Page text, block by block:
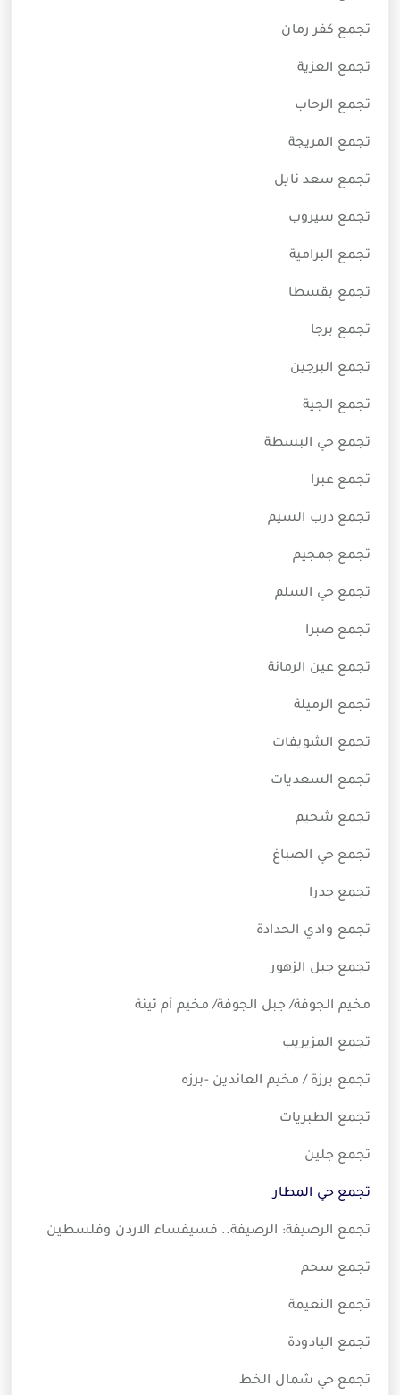
تجمع كفر رمان
تجمع العزية
تجمع الرحاب
تجمع المريجة
تجمع سعد نايل
تجمع سيروب
تجمع البرامية
تجمع بقسطا
تجمع برجا
تجمع البرجين
تجمع الجية
تجمع حي البسطة
تجمع عبرا
تجمع درب السيم
تجمع جمجيم
تجمع حي السلم
تجمع صبرا
تجمع عين الرمانة
تجمع الرميلة
تجمع الشويفات
تجمع السعديات
تجمع شحيم
تجمع حي الصباغ
تجمع جدرا
تجمع وادي الحدادة
تجمع جبل الزهور
مخيم الجوفة/ جبل الجوفة/ مخيم أم تينة
تجمع المزيريب
تجمع برزة / مخيم العائدين -برزه
تجمع الطبريات
تجمع جلين
تجمع حي المطار
تجمع الرصيفة: الرصيفة.. فسيفساء الاردن وفلسطين
تجمع سحم
تجمع النعيمة
تجمع اليادودة
تجمع حي شمال الخط